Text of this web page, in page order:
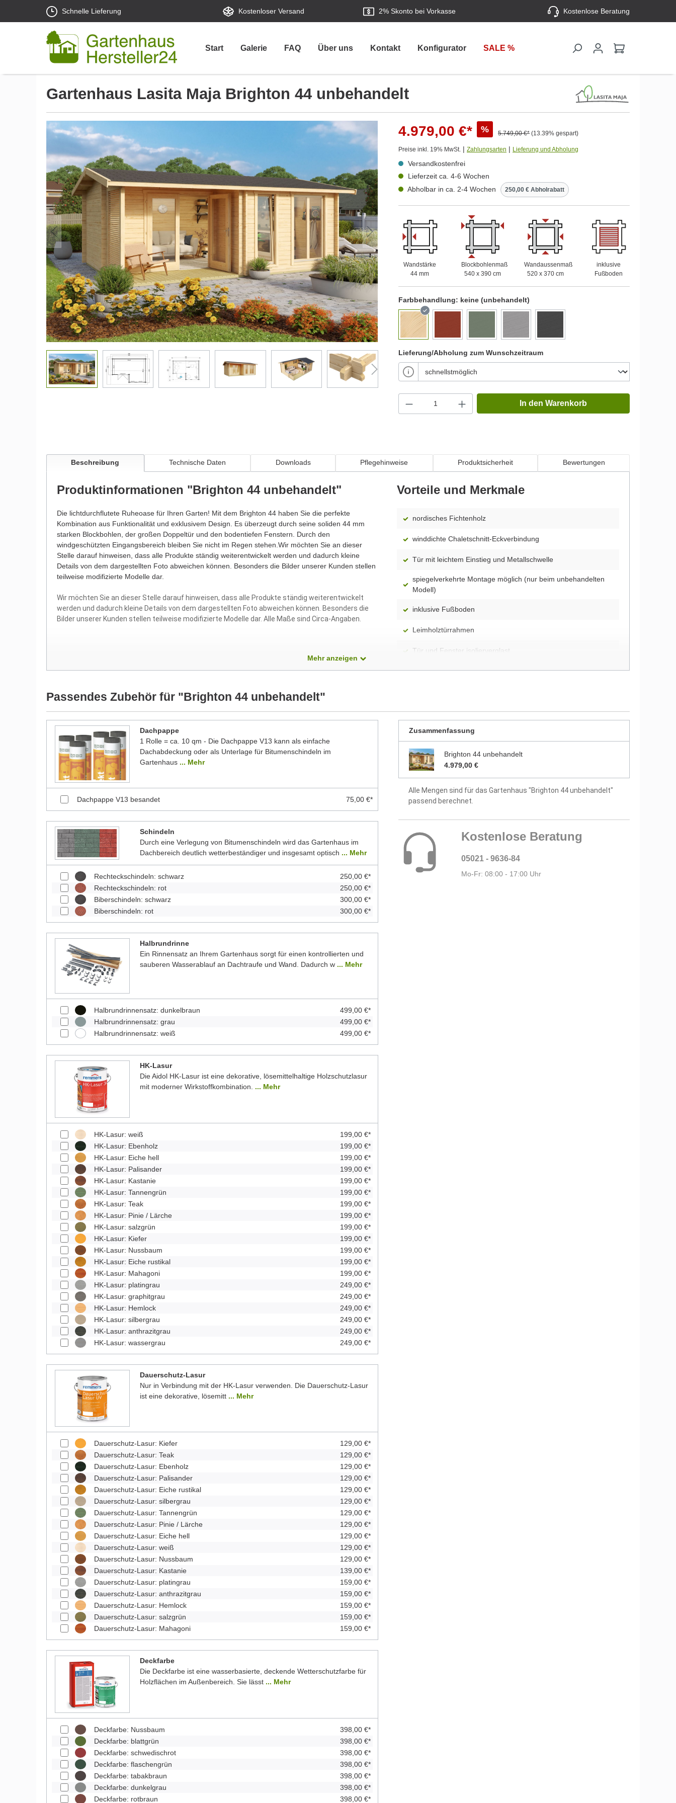
Schnelle Lieferung Kostenloser Versand 2% Skonto bei Vorkasse Kostenlose Beratung
Start Galerie FAQ Über uns Kontakt Konfigurator SALE %
Gartenhaus Lasita Maja Brighton 44 unbehandelt
4.979,00 €* % 5.749,00 €* (13.39% gespart)
Preise inkl. 19% MwSt. | Zahlungsarten | Lieferung und Abholung
Versandkostenfrei
Lieferzeit ca. 4-6 Wochen
Abholbar in ca. 2-4 Wochen
250,00 € Abholrabatt
Wandstärke
44 mm
Blockbohlenmaß
540 x 390 cm
Wandaussenmaß
520 x 370 cm
inklusive
Fußboden
Farbbehandlung: keine (unbehandelt)
Lieferung/Abholung zum Wunschzeitraum
In den Warenkorb
Beschreibung Technische Daten Downloads Pflegehinweise Produktsicherheit Bewertungen
Produktinformationen "Brighton 44 unbehandelt"
Die lichtdurchflutete Ruheoase für Ihren Garten! Mit dem Brighton 44 haben Sie die perfekte
Kombination aus Funktionalität und exklusivem Design. Es überzeugt durch seine soliden 44 mm
starken Blockbohlen, der großen Doppeltür und den bodentiefen Fenstern. Durch den
windgeschützten Eingangsbereich bleiben Sie nicht im Regen stehen.Wir möchten Sie an dieser
Stelle darauf hinweisen, dass alle Produkte ständig weiterentwickelt werden und dadurch kleine
Details von dem dargestellten Foto abweichen können. Besonders die Bilder unserer Kunden stellen
teilweise modifizierte Modelle dar.
Wir möchten Sie an dieser Stelle darauf hinweisen, dass alle Produkte ständig weiterentwickelt
werden und dadurch kleine Details von dem dargestellten Foto abweichen können. Besonders die
Bilder unserer Kunden stellen teilweise modifizierte Modelle dar. Alle Maße sind Circa-Angaben.
Vorteile und Merkmale
nordisches Fichtenholz
winddichte Chaletschnitt-Eckverbindung
Tür mit leichtem Einstieg und Metallschwelle
spiegelverkehrte Montage möglich (nur beim unbehandelten
Modell)
inklusive Fußboden
Leimholztürrahmen
Tür und Fenster isolierverglast
imprägnierte Unterkonstruktion
Fußboden aus 18 mm starken Fußbodenbrettern
Montageanleitung und Montagematerial im Lieferumfang
enthalten
5 Jahre Herstellergarantie
Mehr anzeigen
Passendes Zubehör für "Brighton 44 unbehandelt"
Dachpappe
1 Rolle = ca. 10 qm - Die Dachpappe V13 kann als einfache
Dachabdeckung oder als Unterlage für Bitumenschindeln im
Gartenhaus ... Mehr
Dachpappe V13 besandet 75,00 €*
Schindeln
Durch eine Verlegung von Bitumenschindeln wird das Gartenhaus im
Dachbereich deutlich wetterbeständiger und insgesamt optisch ... Mehr
Rechteckschindeln: schwarz
250,00 €*
Rechteckschindeln: rot
250,00 €*
Biberschindeln: schwarz
300,00 €*
Biberschindeln: rot
300,00 €*
Halbrundrinne
Ein Rinnensatz an Ihrem Gartenhaus sorgt für einen kontrollierten und
sauberen Wasserablauf an Dachtraufe und Wand. Dadurch w ... Mehr
Halbrundrinnensatz: dunkelbraun
499,00 €*
Halbrundrinnensatz: grau
499,00 €*
Halbrundrinnensatz: weiß
499,00 €*
HK-Lasur
Die Aidol HK-Lasur ist eine dekorative, lösemittelhaltige Holzschutzlasur
mit moderner Wirkstoffkombination. ... Mehr
HK-Lasur: weiß
199,00 €*
HK-Lasur: Ebenholz
199,00 €*
HK-Lasur: Eiche hell
199,00 €*
HK-Lasur: Palisander
199,00 €*
HK-Lasur: Kastanie
199,00 €*
HK-Lasur: Tannengrün
199,00 €*
HK-Lasur: Teak
199,00 €*
HK-Lasur: Pinie / Lärche
199,00 €*
HK-Lasur: salzgrün
199,00 €*
HK-Lasur: Kiefer
199,00 €*
HK-Lasur: Nussbaum
199,00 €*
HK-Lasur: Eiche rustikal
199,00 €*
HK-Lasur: Mahagoni
199,00 €*
HK-Lasur: platingrau
249,00 €*
HK-Lasur: graphitgrau
249,00 €*
HK-Lasur: Hemlock
249,00 €*
HK-Lasur: silbergrau
249,00 €*
HK-Lasur: anthrazitgrau
249,00 €*
HK-Lasur: wassergrau
249,00 €*
Dauerschutz-Lasur
Nur in Verbindung mit der HK-Lasur verwenden. Die Dauerschutz-Lasur
ist eine dekorative, lösemitt ... Mehr
Dauerschutz-Lasur: Kiefer
129,00 €*
Dauerschutz-Lasur: Teak
129,00 €*
Dauerschutz-Lasur: Ebenholz
129,00 €*
Dauerschutz-Lasur: Palisander
129,00 €*
Dauerschutz-Lasur: Eiche rustikal
129,00 €*
Dauerschutz-Lasur: silbergrau
129,00 €*
Dauerschutz-Lasur: Tannengrün
129,00 €*
Dauerschutz-Lasur: Pinie / Lärche
129,00 €*
Dauerschutz-Lasur: Eiche hell
129,00 €*
Dauerschutz-Lasur: weiß
129,00 €*
Dauerschutz-Lasur: Nussbaum
129,00 €*
Dauerschutz-Lasur: Kastanie
139,00 €*
Dauerschutz-Lasur: platingrau
159,00 €*
Dauerschutz-Lasur: anthrazitgrau
159,00 €*
Dauerschutz-Lasur: Hemlock
159,00 €*
Dauerschutz-Lasur: salzgrün
159,00 €*
Dauerschutz-Lasur: Mahagoni
159,00 €*
Deckfarbe
Die Deckfarbe ist eine wasserbasierte, deckende Wetterschutzfarbe für
Holzflächen im Außenbereich. Sie lässt ... Mehr
Deckfarbe: Nussbaum
398,00 €*
Deckfarbe: blattgrün
398,00 €*
Deckfarbe: schwedischrot
398,00 €*
Deckfarbe: flaschengrün
398,00 €*
Deckfarbe: tabakbraun
398,00 €*
Deckfarbe: dunkelgrau
398,00 €*
Deckfarbe: rotbraun
398,00 €*
Zusammenfassung
Brighton 44 unbehandelt
4.979,00 €
Alle Mengen sind für das Gartenhaus "Brighton 44 unbehandelt"
passend berechnet.
Kostenlose Beratung
05021 - 9636-84
Mo-Fr: 08:00 - 17:00 Uhr